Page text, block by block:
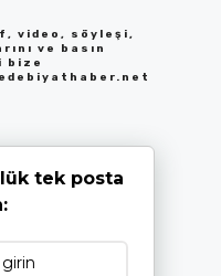
video, söyleşi,
ve basın
bize
tek posta